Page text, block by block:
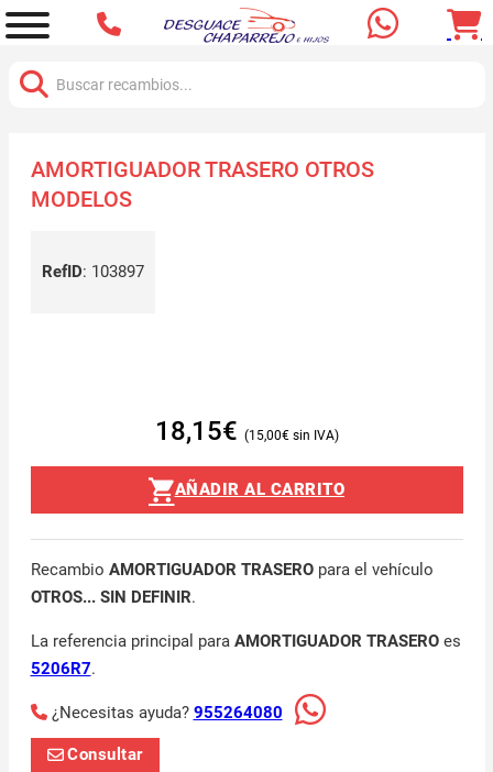
AMORTIGUADOR TRASERO OTROS
MODELOS
RefID: 103897
18,15€ 15,00€
AÑADIR AL CARRITO
Recambio AMORTIGUADOR TRASEROpara el vehículo
OTROS... SIN DEFINIR.
La referencia principal para AMORTIGUADOR TRASEROes
5206R7.
¿Necesitas ayuda? 955264080
Consultar